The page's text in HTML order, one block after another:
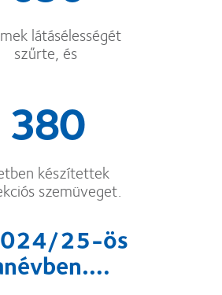
látásélességét
szűrte, és
380
készítettek
szemüveget.
25-ös